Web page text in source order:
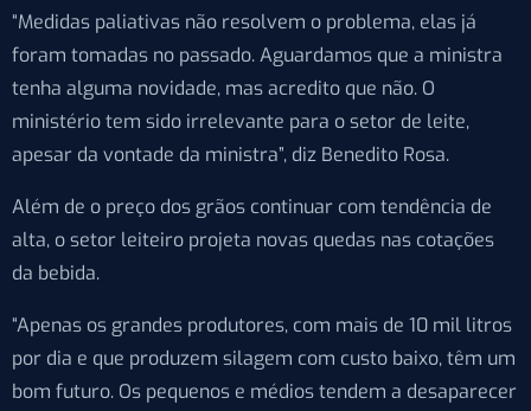
“Medidas paliativas não resolvem o problema, elas já
foram tomadas no passado. Aguardamos que a ministra
tenha alguma novidade, mas acredito que não. O
ministério tem sido irrelevante para o setor de leite,
apesar da vontade da ministra”, diz Benedito Rosa.
Além de o preço dos grãos continuar com tendência de
alta, o setor leiteiro projeta novas quedas nas cotações
da bebida.
“Apenas os grandes produtores, com mais de 10 mil litros
por dia e que produzem silagem com custo baixo, têm um
bom futuro. Os pequenos e médios tendem a desaparecer